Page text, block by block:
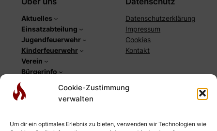
Cookie-Zustimmung
verwalten
Um dir ein optimales Erlebnis zu bieten, verwenden wir Technologien wie
Aktuelles
Einsatzabteilung
Jugendfeuerwehr
Kinderfeuerwehr
Verein
Bürgerinfo
Datenschutzerklärung
Impressum
Cookies
Kontakt
Social
YouTube